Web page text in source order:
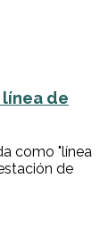
de
como "línea
de